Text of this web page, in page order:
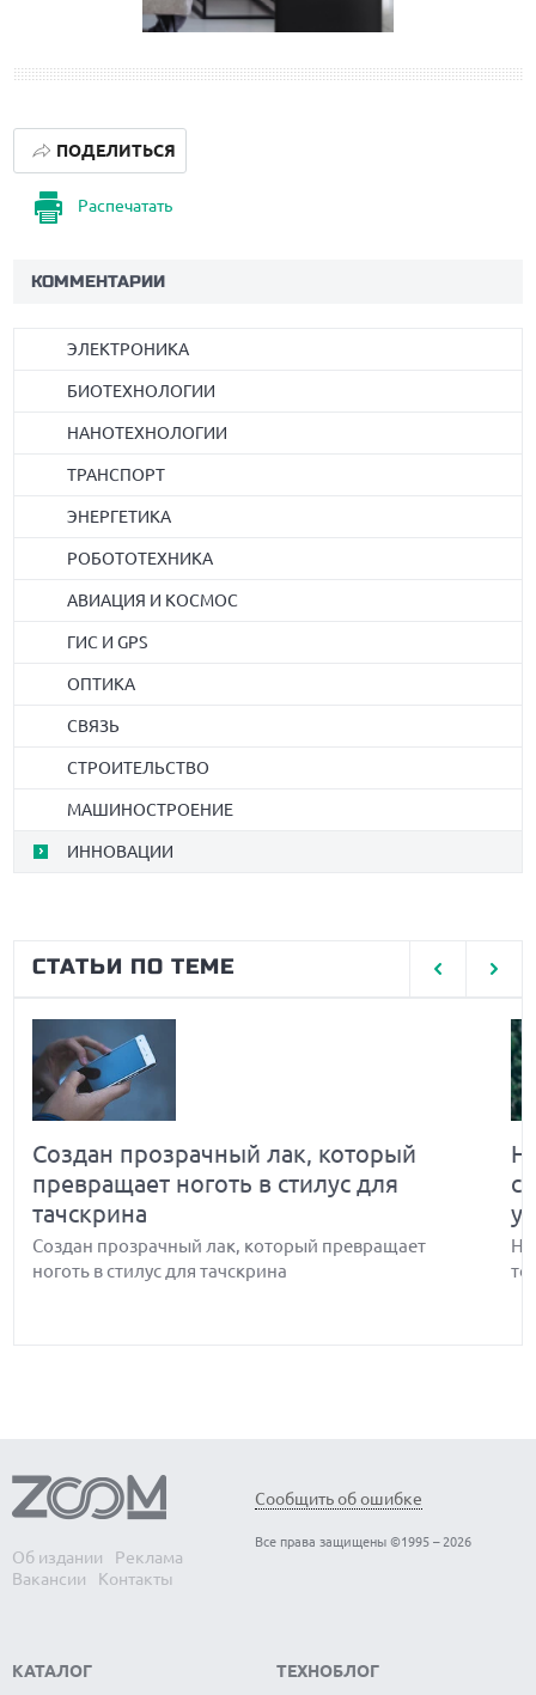
Распечатать
ПОДЕЛИТЬСЯ
КОММЕНТАРИИ
ЭЛЕКТРОНИКА
БИОТЕХНОЛОГИИ
НАНОТЕХНОЛОГИИ
ТРАНСПОРТ
ЭНЕРГЕТИКА
РОБОТОТЕХНИКА
АВИАЦИЯ И КОСМОС
ГИС И GPS
ОПТИКА
СВЯЗЬ
СТРОИТЕЛЬСТВО
МАШИНОСТРОЕНИЕ
ИННОВАЦИИ
СТАТЬИ ПО ТЕМЕ
Создан прозрачный лак, который
превращает ноготь в стилус для
тачскрина
Создан прозрачный лак, который превращает
ноготь в стилус для тачскрина
Ученые предупреждают — Wi-Fi легко
превратится в невидимую систему
массового наблюдения даже при
отсутствии гаджетов
при отсутствии гаджетов
Об издании
Реклама
Вакансии
Контакты
Сообщить об ошибке
Все права защищены ©1995 – 2026
КАТАЛОГ ТЕХНОБЛОГ